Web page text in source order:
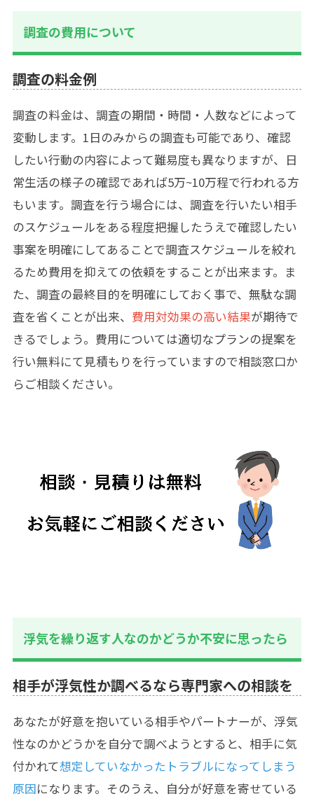
調査の費用について
調査の料金例
調査の料金は、調査の期間・時間・人数などによって
変動します。1日のみからの調査も可能であり、確認
したい行動の内容によって難易度も異なりますが、日
常生活の様子の確認であれば5万~10万程で行われる方
もいます。調査を行う場合には、調査を行いたい相手
のスケジュールをある程度把握したうえで確認したい
事案を明確にしてあることで調査スケジュールを絞れ
るため費用を抑えての依頼をすることが出来ます。ま
た、調査の最終目的を明確にしておく事で、無駄な調
査を省くことが出来、 費用対効果の高い結果が期待で
きるでしょう。費用については適切なプランの提案を
行い無料にて見積もりを行っていますので相談窓口か
らご相談ください。
浮気を繰り返す人なのかどうか不安に思ったら
相手が浮気性か調べるなら専門家への相談を
あなたが好意を抱いている相手やパートナーが、浮気
性なのかどうかを自分で調べようとすると、相手に気
付かれて想定していなかったトラブルになってしまう
原因になります。そのうえ、自分が好意を寄せている